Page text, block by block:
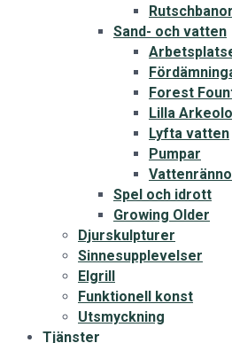
Rutschbanor
Sand- och vatten
Forest
Lilla
Lyfta vatten
Pumpar
Spel och idrott
Growing Older
Djurskulpturer
Sinnesupplevelser
Elgrill
Funktionell konst
Utsmyckning
Tjänster